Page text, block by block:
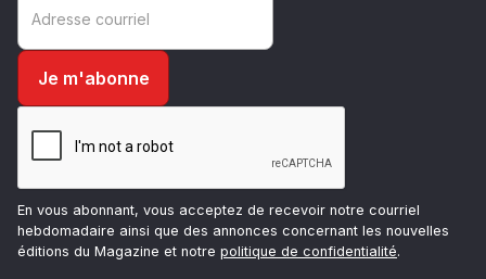
En vous abonnant, vous acceptez de recevoir notre courriel
hebdomadaire ainsi que des annonces concernant les nouvelles
éditions du Magazine et notre politique de confidentialité.